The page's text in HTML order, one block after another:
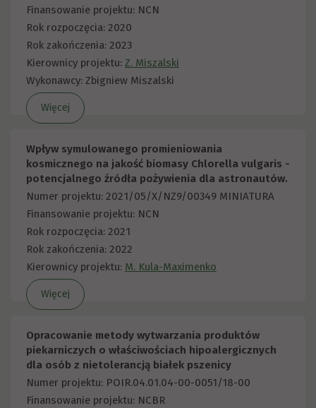
Finansowanie projektu: NCN
Rok rozpoczęcia: 2020
Rok zakończenia: 2023
Kierownicy projektu: Z. Miszalski
Wykonawcy: Zbigniew Miszalski
Więcej
Wpływ symulowanego promieniowania
kosmicznego na jakość biomasy Chlorella vulgaris -
potencjalnego źródła pożywienia dla astronautów.
Numer projektu: 2021/05/X/NZ9/00349 MINIATURA
Finansowanie projektu: NCN
Rok rozpoczęcia: 2021
Rok zakończenia: 2022
Kierownicy projektu: M. Kula-Maximenko
Więcej
Opracowanie metody wytwarzania produktów
piekarniczych o właściwościach hipoalergicznych
dla osób z nietolerancją białek pszenicy
Numer projektu: POIR.04.01.04-00-0051/18-00
Finansowanie projektu: NCBR